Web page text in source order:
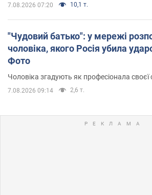
7.08.2026 07:20 10,1 т.
"Чудовий батько": у мережі
чоловіка, якого Росія убила
Фото
Чоловіка згадують як професіонала своєї
7.08.2026 09:14 2,6 т.